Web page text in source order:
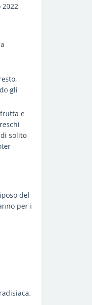
gli
e
solito
del
per i